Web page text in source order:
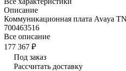
Описание
Коммуникационная плата Avaya
700463516
Все описание
177 367 ₽
Под заказ
Рассчитать доставку